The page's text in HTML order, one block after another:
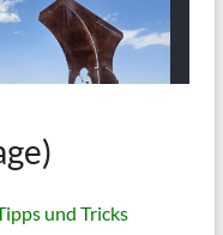
und Tricks